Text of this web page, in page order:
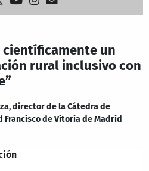
científicamente un
rural inclusivo con
director de la Cátedra de
de Vitoria de Madrid